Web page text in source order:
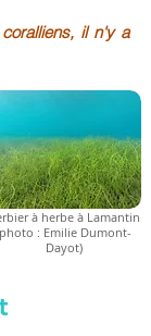
il n'y a
à herbe à Lamantin
: Emilie Dumont-
Dayot)